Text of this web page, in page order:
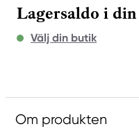
Lagersaldo i
Välj din butik
Om produkten